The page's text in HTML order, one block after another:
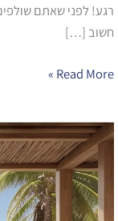
רגע! לפני שאתם
חשוב […]
Read More »
שדרגו
המרפסת
שלכם